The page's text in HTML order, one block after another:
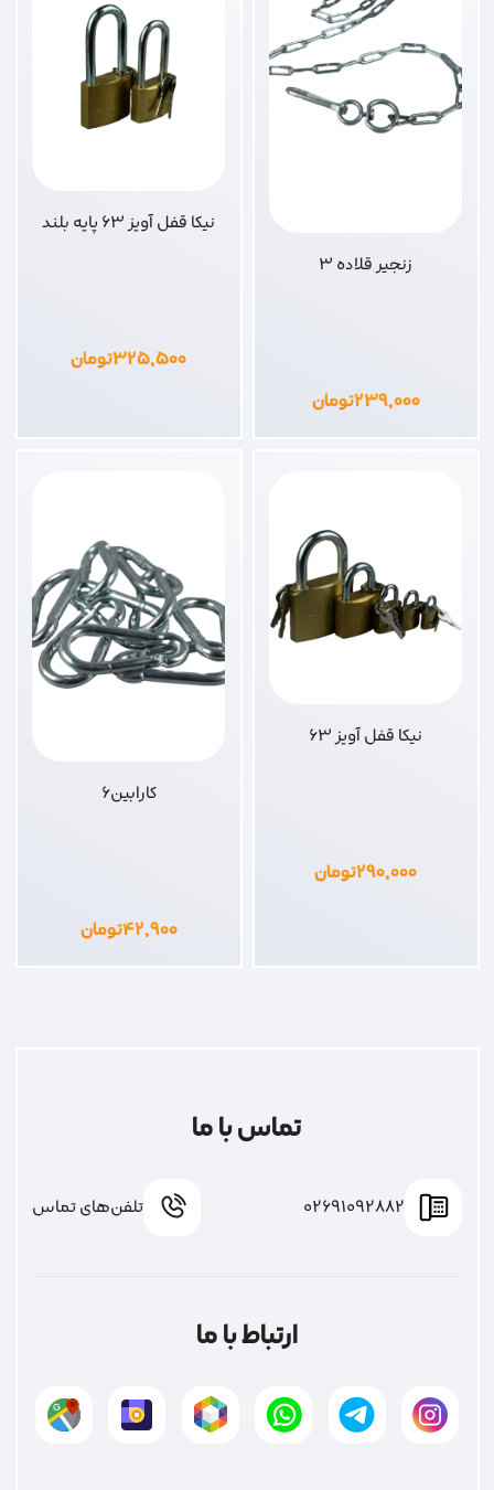
زنجیر قلاده 3
۲۳۹,۰۰۰تومان
نیکا قفل آویز 63 پایه بلند
۳۲۵,۵۰۰تومان
نیکا قفل آویز 63
۲۹۰,۰۰۰تومان
کارابین6
۴۲,۹۰۰تومان
تماس با ما
02691092882 تلفن‌های تماس
ارتباط با ما